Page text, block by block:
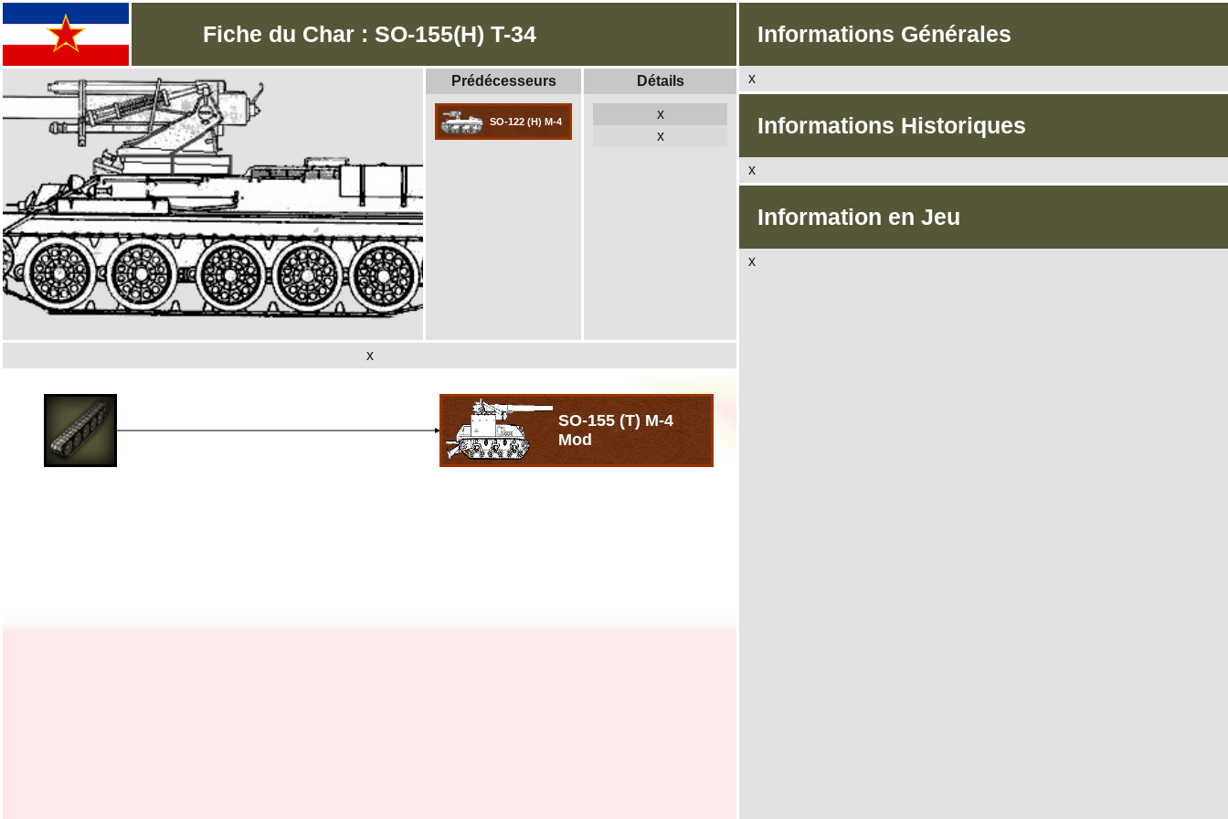
Fiche du Char : SO-155(H) T-34
Prédécesseurs
SO-122 (H) M-4
Détails
x
x
x
SO-155 (T) M-4
Mod
Informations Générales
x
Informations Historiques
x
Information en Jeu
x